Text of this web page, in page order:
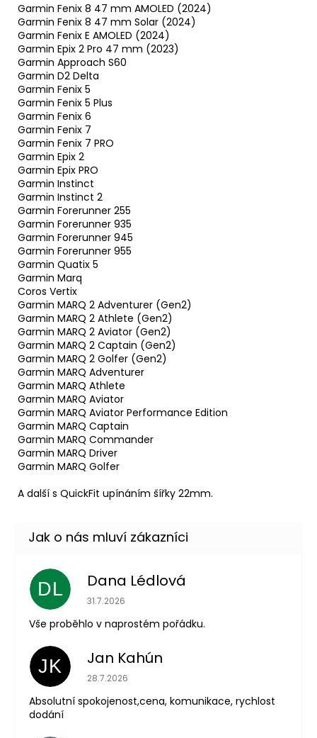
Garmin Fenix 8 47 mm AMOLED (2024)
Garmin Fenix 8 47 mm Solar (2024)
Garmin Fenix E AMOLED (2024)
Garmin Epix 2 Pro 47 mm (2023)
Garmin Approach S60
Garmin D2 Delta
Garmin Fenix 5
Garmin Fenix 5 Plus
Garmin Fenix 6
Garmin Fenix 7
Garmin Fenix 7 PRO
Garmin Epix 2
Garmin Epix PRO
Garmin Instinct
Garmin Instinct 2
Garmin Forerunner 255
Garmin Forerunner 935
Garmin Forerunner 945
Garmin Forerunner 955
Garmin Quatix 5
Garmin Marq
Coros Vertix
Garmin MARQ 2 Adventurer (Gen2)
Garmin MARQ 2 Athlete (Gen2)
Garmin MARQ 2 Aviator (Gen2)
Garmin MARQ 2 Captain (Gen2)
Garmin MARQ 2 Golfer (Gen2)
Garmin MARQ Adventurer
Garmin MARQ Athlete
Garmin MARQ Aviator
Garmin MARQ Aviator Performance Edition
Garmin MARQ Captain
Garmin MARQ Commander
Garmin MARQ Driver
Garmin MARQ Golfer
A další s QuickFit upínáním šířky 22mm.
DL Dana Lédlová
Hodnocení obchodu je 5 z 5 hvězdiček.
31.7.2026
Vše proběhlo v naprostém pořádku.
JK Jan Kahún
Hodnocení obchodu je 5 z 5 hvězdiček.
28.7.2026
Absolutní spokojenost,cena, komunikace, rychlost
dodání